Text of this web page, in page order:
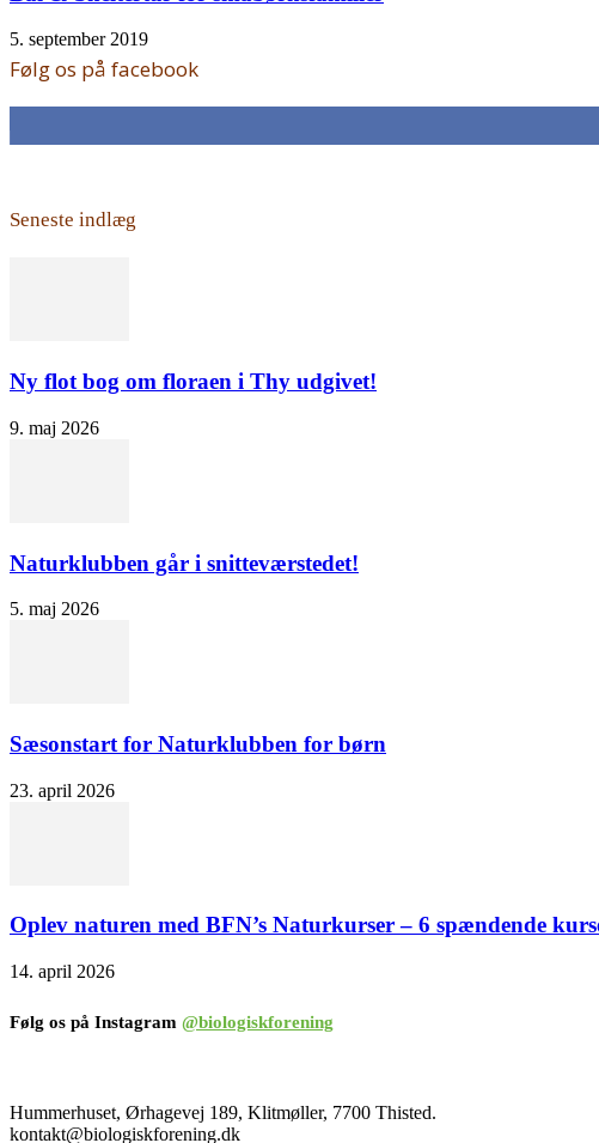
5. september 2019
Følg os på facebook
Seneste indlæg
Ny flot bog om floraen i Thy udgivet!
9. maj 2026
Naturklubben går i snitteværstedet!
5. maj 2026
Sæsonstart for Naturklubben for børn
23. april 2026
Oplev naturen med BFN’s Naturkurser – 6 spændende
14. april 2026
Følg os på Instagram @biologiskforening
Hummerhuset, Ørhagevej 189, Klitmøller, 7700 Thisted.
kontakt@biologiskforening.dk